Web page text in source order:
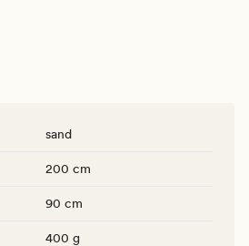
sand
200 cm
90 cm
400 g